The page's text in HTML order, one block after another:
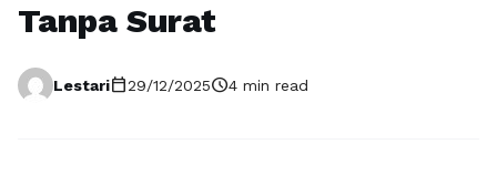
Tanpa Surat
Lestaricalendar_today29/12/2025schedule4 min read